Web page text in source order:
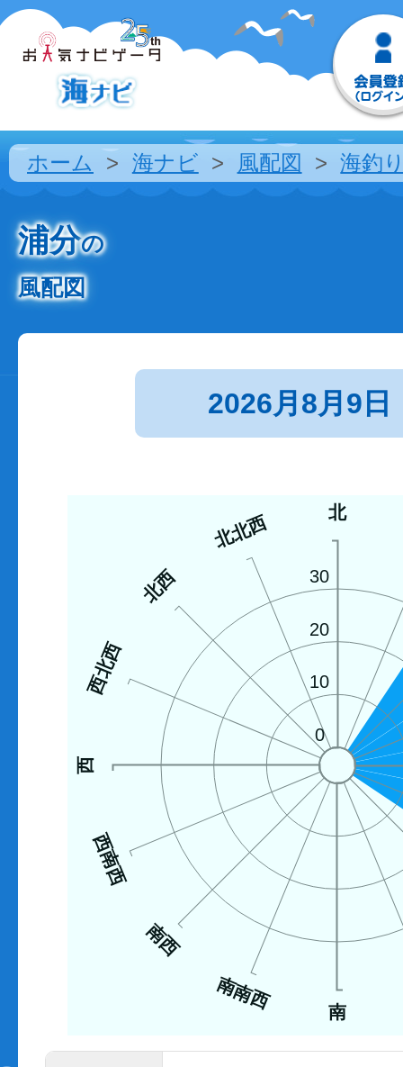
ホーム 海ナビ 風配図 海釣
浦分の
風配図
2026月8月9日
北
南
南南西
南西
西南西
西
西北西
北西
北北西
0
10
20
30